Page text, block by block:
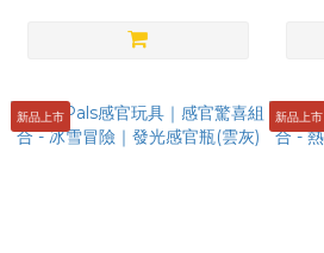
新品上市 新品上市